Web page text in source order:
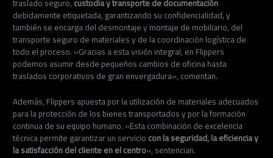
debidamente etiquetada, garantizando su confidencialidad, y
también se encarga del desmontaje y montaje de mobiliario, del
transporte seguro de materiales y de la coordinación logística de
todo el proceso. «Gracias a esta visión integral, en Flippers
podemos asumir desde pequeños cambios de oficina hasta
traslados corporativos de gran envergadura», comentan.
Además, Flippers apuesta por la utilización de materiales adecuados
para la protección de los bienes transportados y por la formación
continua de su equipo humano. «Esta combinación de excelencia
técnica permite garantizar un serviciocon la seguridad, la eficiencia y
la satisfacción del cliente en el centro«, sentencian.